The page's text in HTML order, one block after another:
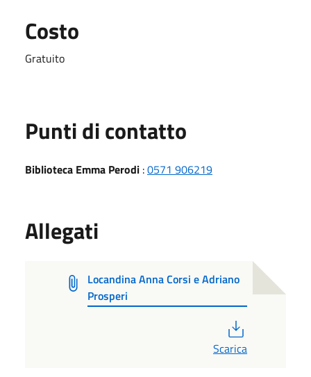
Costo
Gratuito
Punti di contatto
Biblioteca Emma Perodi :0571 906219
Allegati
Locandina Anna Corsi e Adriano
Prosperi
Scarica